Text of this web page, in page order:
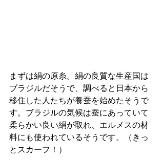
まずは絹の原糸。絹の良質な生産国は
ブラジルだそうで、調べると日本から
移住した人たちが養蚕を始めたそうで
す。ブラジルの気候は蚕にあっていて
柔らかい良い絹が取れ、エルメスの材
料にも使われているそうです。（きっ
とスカーフ！）